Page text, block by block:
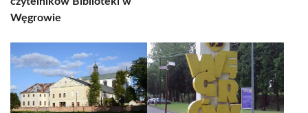
Węgrowie